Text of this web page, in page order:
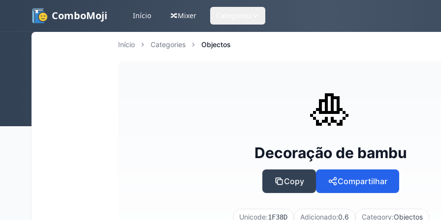
ComboMoji Início 🔀Mixer
Início Categories Objectos
🎍
Decoração de bambu
Copy Compartilhar
Unicode:1F38D Adicionado:0,6 Category:Objectos